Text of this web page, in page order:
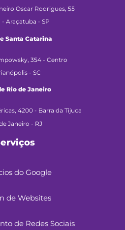
Oscar Rodrigues, 55
Araçatuba - SP
Santa Catarina
354 - Centro
- SC
Rio de Janeiro
4200 - Barra da Tijuca
Janeiro - RJ
do Google
de Websites
de Redes Sociais